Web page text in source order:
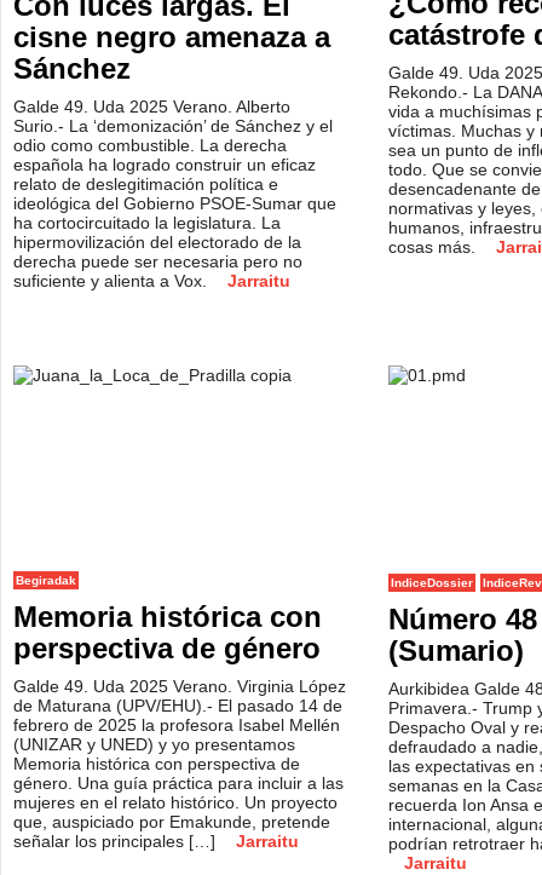
cisne negro amenaza a
Sánchez
Galde 49. Uda 2025 Verano. Alberto
Surio.- La ‘demonización’ de Sánchez y el
odio como combustible. La derecha
española ha logrado construir un eficaz
relato de deslegitimación política e
ideológica del Gobierno PSOE-Sumar que
ha cortocircuitado la legislatura. La
hipermovilización del electorado de la
derecha puede ser necesaria pero no
suficiente y alienta a Vox.
Jarraitu
catástrofe
Galde 49. Uda
Rekondo.- La
vida a muchísimas
víctimas. Muchas y
sea un punto de
todo. Que se
desencadenante
normativas y
humanos,
cosas más.
Begiradak
Memoria histórica con
perspectiva de género
Galde 49. Uda 2025 Verano. Virginia López
de Maturana (UPV/EHU).- El pasado 14 de
febrero de 2025 la profesora Isabel Mellén
(UNIZAR y UNED) y yo presentamos
Memoria histórica con perspectiva de
género. Una guía práctica para incluir a las
mujeres en el relato histórico. Un proyecto
que, auspiciado por Emakunde, pretende
señalar los principales […]
Jarraitu
IndiceDossier
Número
(Sumario)
Aurkibidea Galde
Primavera.- Trump
Despacho Oval y
defraudado a
las expectativas
semanas en la
recuerda Ion Ansa
internacional,
podrían retrotraer
Jarraitu